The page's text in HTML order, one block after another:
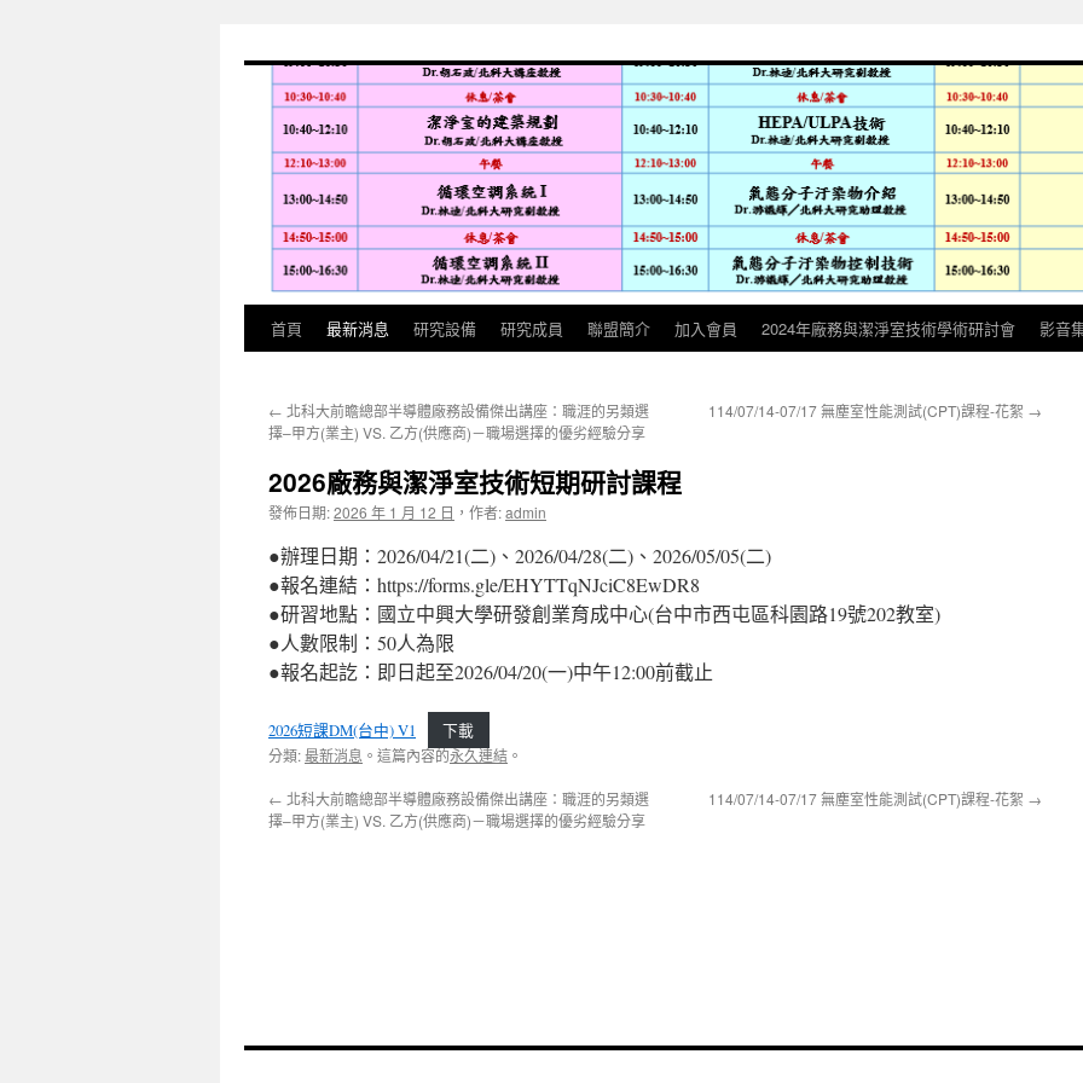
首頁 最新消息 研究設備 研究成員 聯盟簡介 加入會員 2024年廠務與潔淨室技術學術研討會 影音
← 北科大前瞻總部半導體廠務設備傑出講座：職涯的另類選
擇–甲方(業主) VS. 乙方(供應商)－職場選擇的優劣經驗分享
114/07/14-07/17 無塵室性能測試(CPT)課程-花絮 →
2026廠務與潔淨室技術短期研討課程
發佈日期:2026 年 1 月 12 日 ， 作者:admin
●辦理日期：2026/04/21(二)、2026/04/28(二)、2026/05/05(二)
●報名連結：https://forms.gle/EHYTTqNJciC8EwDR8
●研習地點：國立中興大學研發創業育成中心(台中市西屯區科園路19號202教室)
●人數限制：50人為限
●報名起訖：即日起至2026/04/20(一)中午12:00前截止
2026短課DM(台中) V1 下載
分類:最新消息 。這篇內容的永久連結 。
← 北科大前瞻總部半導體廠務設備傑出講座：職涯的另類選
擇–甲方(業主) VS. 乙方(供應商)－職場選擇的優劣經驗分享
114/07/14-07/17 無塵室性能測試(CPT)課程-花絮 →